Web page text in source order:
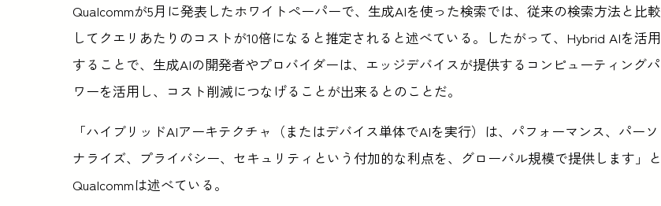
Qualcommが5月に発表したホワイトペーパーで、生成AIを使った検索では、従来の検索方法と比較
してクエリあたりのコストが10倍になると推定されると述べている。したがって、Hybrid AIを活用
することで、生成AIの開発者やプロバイダーは、エッジデバイスが提供するコンピューティングパ
ワーを活用し、コスト削減につなげることが出来るとのことだ。
「ハイブリッドAIアーキテクチャ（またはデバイス単体でAIを実行）は、パフォーマンス、パーソ
ナライズ、プライバシー、セキュリティという付加的な利点を、グローバル規模で提供します」と
Qualcommは述べている。